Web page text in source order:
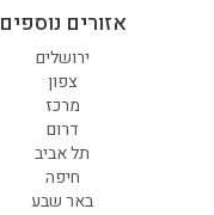
אזורים נוספים
ירושלים
צפון
מרכז
דרום
תל אביב
חיפה
באר שבע